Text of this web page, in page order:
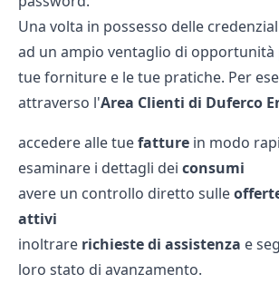
Una volta in possesso delle
ad un ampio ventaglio di opportunità
tue forniture e le tue pratiche. Per
attraverso l'Area Clienti di Duferco
accedere alle tuefatture in modo
esaminare i dettagli dei consumi
avere un controllo diretto sulle
attivi
inoltrare richiestedi assistenza e
loro stato di avanzamento.